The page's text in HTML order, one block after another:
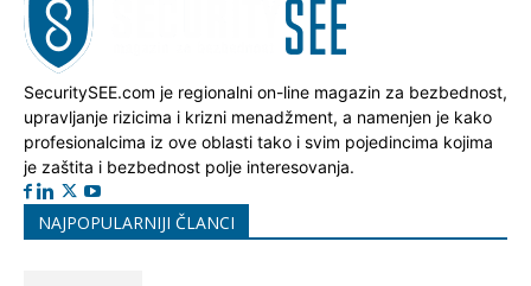
SecuritySEE.com je regionalni on-line magazin za bezbednost,
upravljanje rizicima i krizni menadžment, a namenjen je kako
profesionalcima iz ove oblasti tako i svim pojedincima kojima
je zaštita i bezbednost polje interesovanja.
NAJPOPULARNIJI ČLANCI